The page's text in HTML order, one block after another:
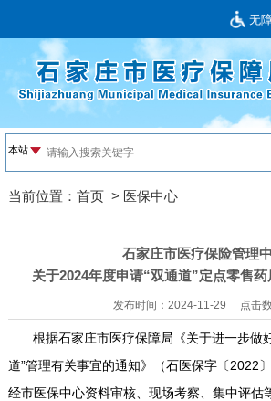
无
当前位置： 首页> 医保中心
石家庄市医疗保险管理
关于2024年度申请“双通道”定点零售
发布时间：2024-11-29 点击
根据石家庄市医疗保障局《关于进一步做
道”管理有关事宜的通知》（石医保字〔2022
经市医保中心资料审核、现场考察、集中评估